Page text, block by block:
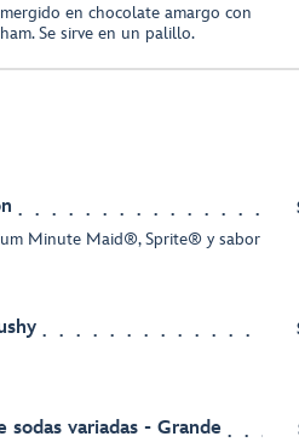
en chocolate amargo con
Se sirve en un palillo.
Minute Maid®, Sprite® y sabor
sodas variadas - Grande